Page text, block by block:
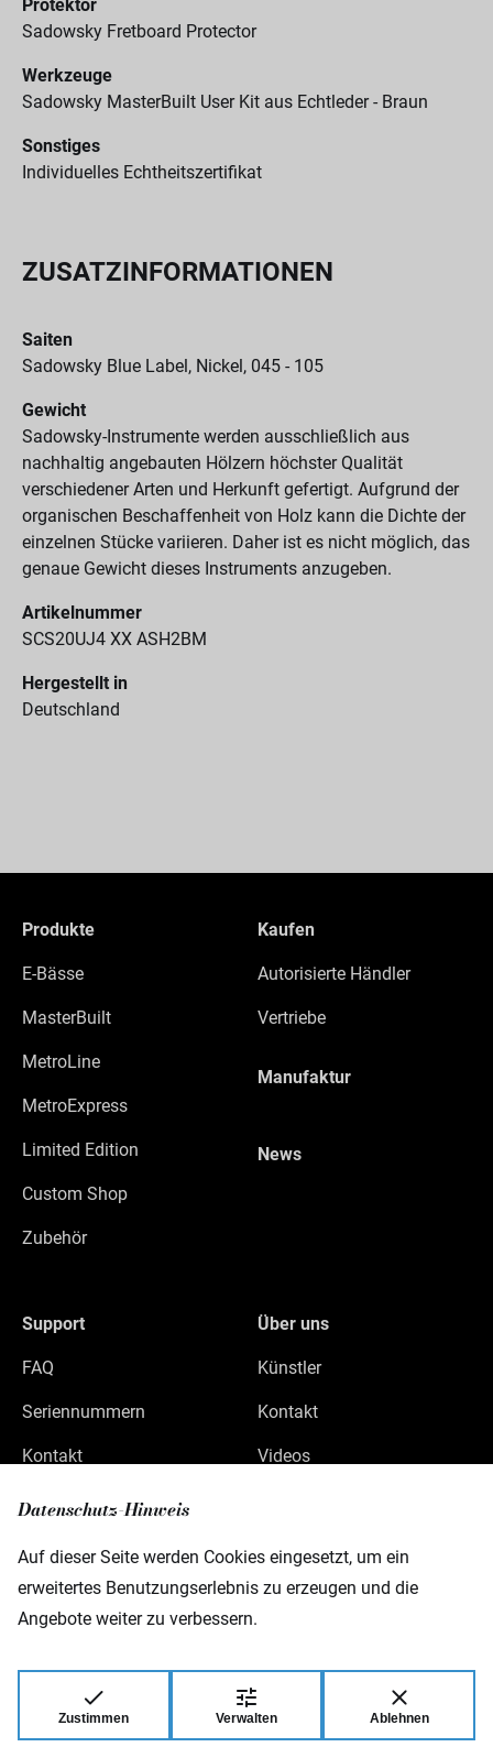
Datenschutz-Hinweis
Auf dieser Seite werden Cookies eingesetzt, um ein
erweitertes Benutzungserlebnis zu erzeugen und die
Angebote weiter zu verbessern.
Zustimmen Verwalten Ablehnen
Protektor
Sadowsky Fretboard Protector
Werkzeuge
Sadowsky MasterBuilt User Kit aus Echtleder - Braun
Sonstiges
Individuelles Echtheitszertifikat
ZUSATZINFORMATIONEN
Saiten
Sadowsky Blue Label, Nickel, 045 - 105
Gewicht
Sadowsky-Instrumente werden ausschließlich aus
nachhaltig angebauten Hölzern höchster Qualität
verschiedener Arten und Herkunft gefertigt. Aufgrund der
organischen Beschaffenheit von Holz kann die Dichte der
einzelnen Stücke variieren. Daher ist es nicht möglich, das
genaue Gewicht dieses Instruments anzugeben.
Artikelnummer
SCS20UJ4 XX ASH2BM
Hergestellt in
Deutschland
Produkte
E-Bässe
MasterBuilt
MetroLine
MetroExpress
Limited Edition
Custom Shop
Zubehör
Kaufen
Autorisierte Händler
Vertriebe
Manufaktur
News
Support
FAQ
Seriennummern
Kontakt
Über uns
Künstler
Kontakt
Videos
Gewerbepark 46
D-08258 Markneukirchen
© 2026 Warwick GmbH & Co Music Equipment
KG.